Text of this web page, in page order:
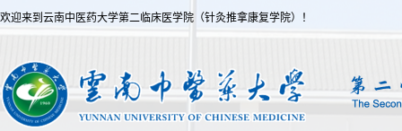
欢迎来到云南中医药大学第二临床医学院（针灸推拿康复学院）！